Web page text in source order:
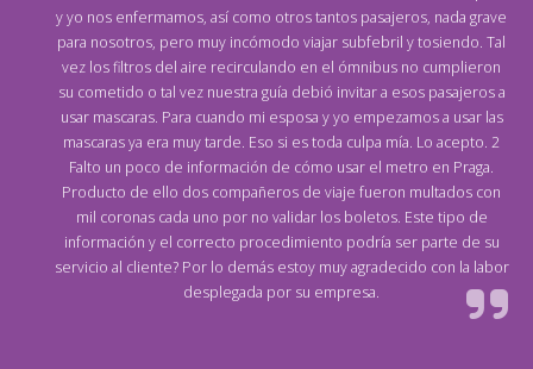
y yo nos enfermamos, así como otros tantos pasajeros, nada grave
para nosotros, pero muy incómodo viajar subfebril y tosiendo. Tal
vez los filtros del aire recirculando en el ómnibus no cumplieron
su cometido o tal vez nuestra guía debió invitar a esos pasajeros a
usar mascaras. Para cuando mi esposa y yo empezamos a usar las
mascaras ya era muy tarde. Eso si es toda culpa mía. Lo acepto. 2
Falto un poco de información de cómo usar el metro en Praga.
Producto de ello dos compañeros de viaje fueron multados con
mil coronas cada uno por no validar los boletos. Este tipo de
información y el correcto procedimiento podría ser parte de su
servicio al cliente? Por lo demás estoy muy agradecido con la labor
desplegada por su empresa.